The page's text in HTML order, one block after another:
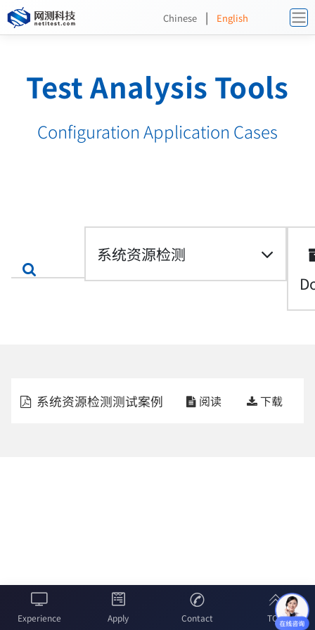
Chinese | English
Test Analysis Tools
Configuration Application Cases
系统资源检测
系统资源检测测试案例 阅读 下载
Experience Apply

Contact

TOP